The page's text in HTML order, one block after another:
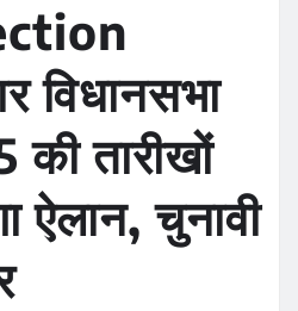
विधानसभा
तारीखों
ऐलान, चुनावी